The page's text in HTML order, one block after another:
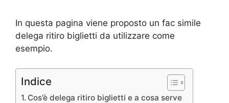
In questa pagina viene proposto un fac simile
delega ritiro biglietti da utilizzare come
esempio.
Indice
Cos’è delega ritiro biglietti e a cosa serve